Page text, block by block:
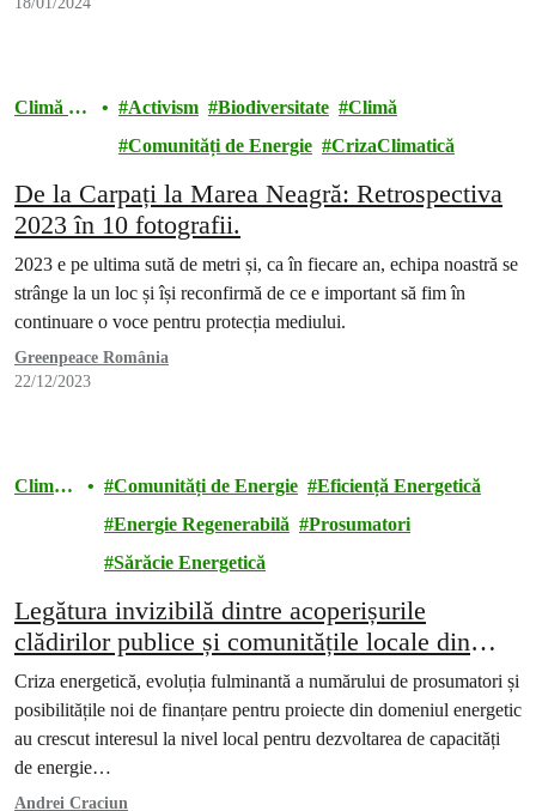
Climă și
Activism Biodiversitate
Climă
Comunități de Energie
CrizaClimatică
De la Carpați la Marea Neagră: Retrospectiva
2023 în 10 fotografii.
2023 e pe ultima sută de metri și, ca în fiecare an, echipa noastră se
strânge la un loc și își reconfirmă de ce e important să fim în
continuare o voce pentru protecția mediului.
Greenpeace România
22/12/2023
Climă
Comunități de Energie
Eficiență Energetică
Energie Regenerabilă
Prosumatori
Sărăcie Energetică
Legătura invizibilă dintre acoperișurile
clădirilor publice și comunitățile locale din
România
Criza energetică, evoluția fulminantă a numărului de prosumatori și
posibilitățile noi de finanțare pentru proiecte din domeniul energetic
au crescut interesul la nivel local pentru dezvoltarea de capacități
de energie…
Andrei Craciun